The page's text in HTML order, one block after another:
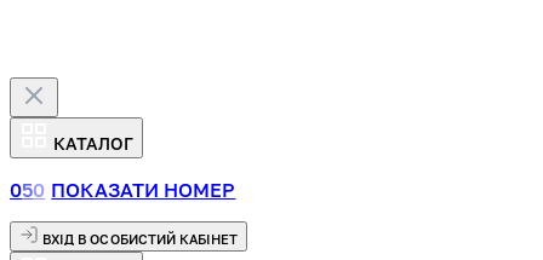
КАТАЛОГ
050 ПОКАЗАТИ НОМЕР
ВХІД В ОСОБИСТИЙ КАБІНЕТ